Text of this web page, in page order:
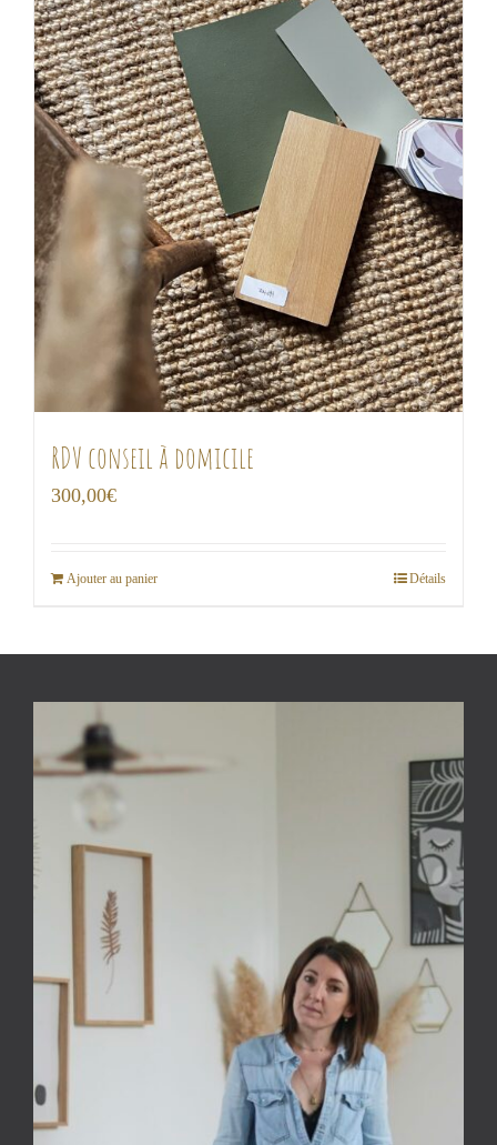
RDV conseil à domicile
300,00€
Ajouter au panier Détails